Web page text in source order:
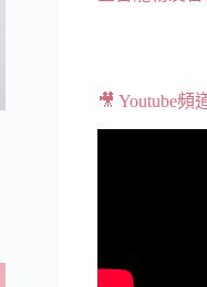
🎥 Youtube頻